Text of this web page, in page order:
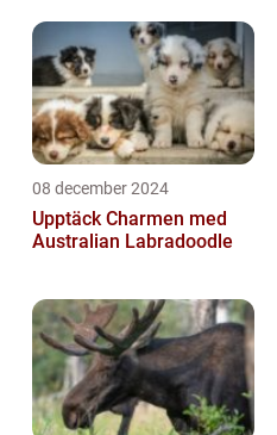
08 december 2024
Upptäck Charmen med
Australian Labradoodle